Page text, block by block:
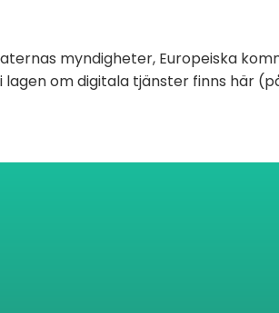
myndigheter, Europeiska
lagen om digitala tjänster finns här